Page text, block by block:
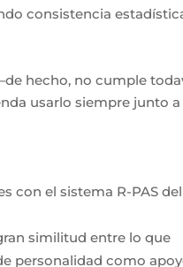
consistencia
hecho, no cumple
usarlo siempre junto a
con el sistema R-PAS del
similitud entre lo que
personalidad como